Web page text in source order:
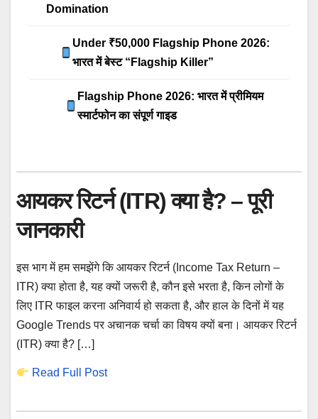
Domination
Under ₹50,000 Flagship Phone 2026:
भारत में बेस्ट “Flagship Killer”
Flagship Phone 2026: भारत में प्रीमियम
स्मार्टफोन का संपूर्ण गाइड
आयकर रिटर्न (ITR) क्या है? – पूरी
जानकारी
इस भाग में हम समझेंगे कि आयकर रिटर्न (Income Tax Return –
ITR) क्या होता है, यह क्यों जरूरी है, कौन इसे भरता है, किन लोगों के
लिए ITR फाइल करना अनिवार्य हो सकता है, और हाल के दिनों में यह
Google Trends पर अचानक चर्चा का विषय क्यों बना। आयकर रिटर्न
(ITR) क्या है? […]
Read Full Post